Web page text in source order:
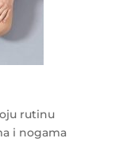
rutinu
i nogama